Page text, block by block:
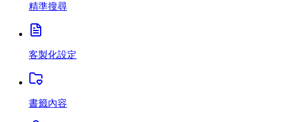
精準搜尋
客製化設定
書籤內容